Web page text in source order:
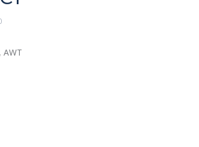
AWT